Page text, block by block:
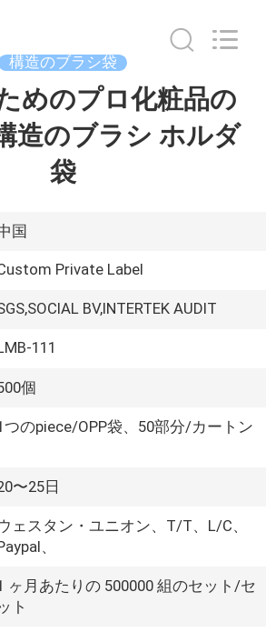
構造のブラシ袋
めのプロ化粧品の
造のブラシ ホルダ
袋
国
Private Label
BV,INTERTEK AUDIT
111
個
つのpiece/OPP袋、50部分/カートン
〜25日
ェスタン・ユニオン、T/T、L/C、
、
ヶ月あたりの 500000 組のセット/セ
ット